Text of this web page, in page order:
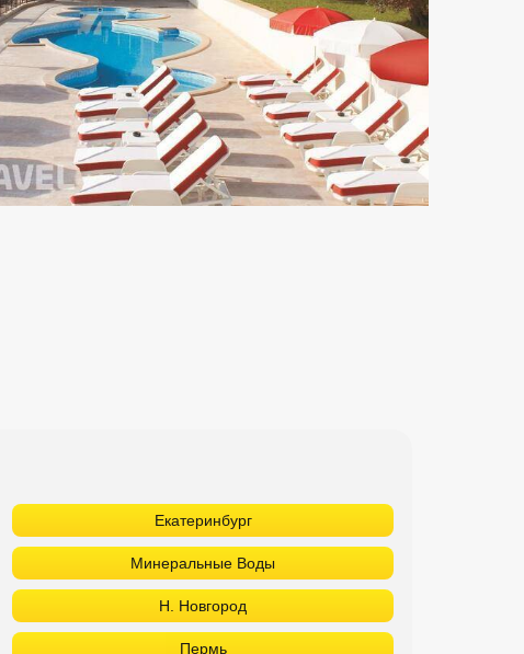
Екатеринбург
Минеральные Воды
Н. Новгород
Пермь